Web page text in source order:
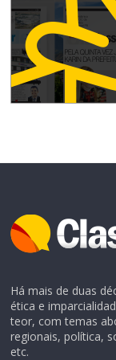
Há mais de duas
ética e
teor, com temas
regionais, política,
etc.